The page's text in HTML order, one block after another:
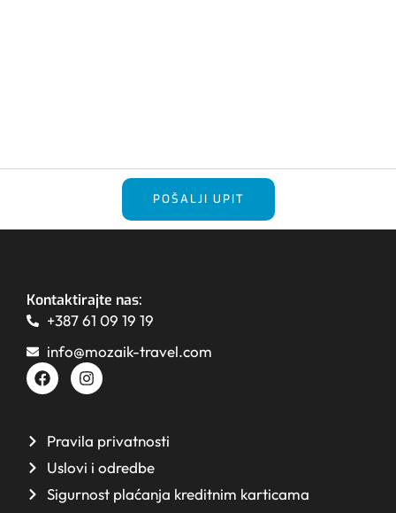
POŠALJI UPIT
Kontaktirajte nas:
+387 61 09 19 19
info@mozaik-travel.com
Pravila privatnosti
Uslovi i odredbe
Sigurnost plaćanja kreditnim karticama